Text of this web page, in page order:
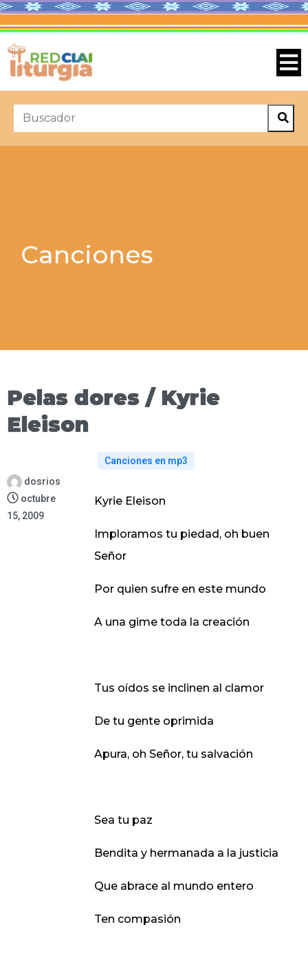
Canciones
Pelas dores / Kyrie
Eleison
dosrios
octubre
15, 2009
Canciones en mp3
Kyrie Eleison
Imploramos tu piedad, oh buen
Señor
Por quien sufre en este mundo
A una gime toda la creación
Tus oídos se inclinen al clamor
De tu gente oprimida
Apura, oh Señor, tu salvación
Sea tu paz
Bendita y hermanada a la justicia
Que abrace al mundo entero
Ten compasión